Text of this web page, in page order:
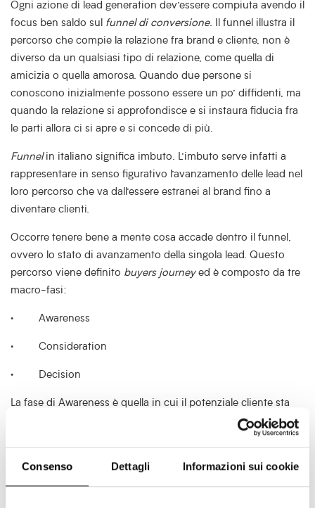
Consenso Dettagli Informazioni sui cookie
Ogni azione di lead generation dev’essere compiuta avendo il
focus ben saldo sul funnel di conversione. Il funnel illustra il
percorso che compie la relazione fra brand e cliente, non è
diverso da un qualsiasi tipo di relazione, come quella di
amicizia o quella amorosa. Quando due persone si
conoscono inizialmente possono essere un po’ diffidenti, ma
quando la relazione si approfondisce e si instaura fiducia fra
le parti allora ci si apre e si concede di più.
Funnelin italiano significa imbuto. L’imbuto serve infatti a
rappresentare in senso figurativo l’avanzamento delle lead nel
loro percorso che va dall’essere estranei al brand fino a
diventare clienti.
Occorre tenere bene a mente cosa accade dentro il funnel,
ovvero lo stato di avanzamento della singola lead. Questo
percorso viene definito buyers journeyed è composto da tre
macro-fasi:
· Awareness
· Consideration
· Decision
La fase di Awareness è quella in cui il potenziale cliente sta
prendendo coscienza di avere un problema o un’esigenza. La
fase di Consideration è quella in cui la presenza di una
L’ultima fase, quella di Decision è quella in cui occorre
compiere una decisione su quale specifica soluzione